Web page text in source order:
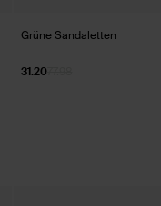
Grüne Sandaletten
77.98
31.20